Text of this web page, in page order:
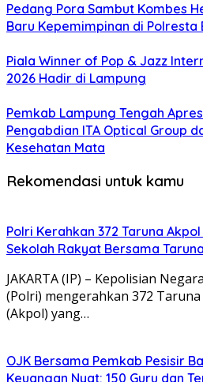
Pedang Pora Sambut Kombes
Baru Kepemimpinan di Polresta
Piala Winner of Pop & Jazz
2026 Hadir di Lampung
Pemkab Lampung Tengah
Pengabdian ITA Optical Group
Kesehatan Mata
Rekomendasi untuk kamu
Polri Kerahkan 372 Taruna
Sekolah Rakyat Bersama
JAKARTA (IP) – Kepolisian
(Polri) mengerahkan 372
(Akpol) yang…
OJK Bersama Pemkab Pesisir
Keuangan Nyat: 150 Guru dan